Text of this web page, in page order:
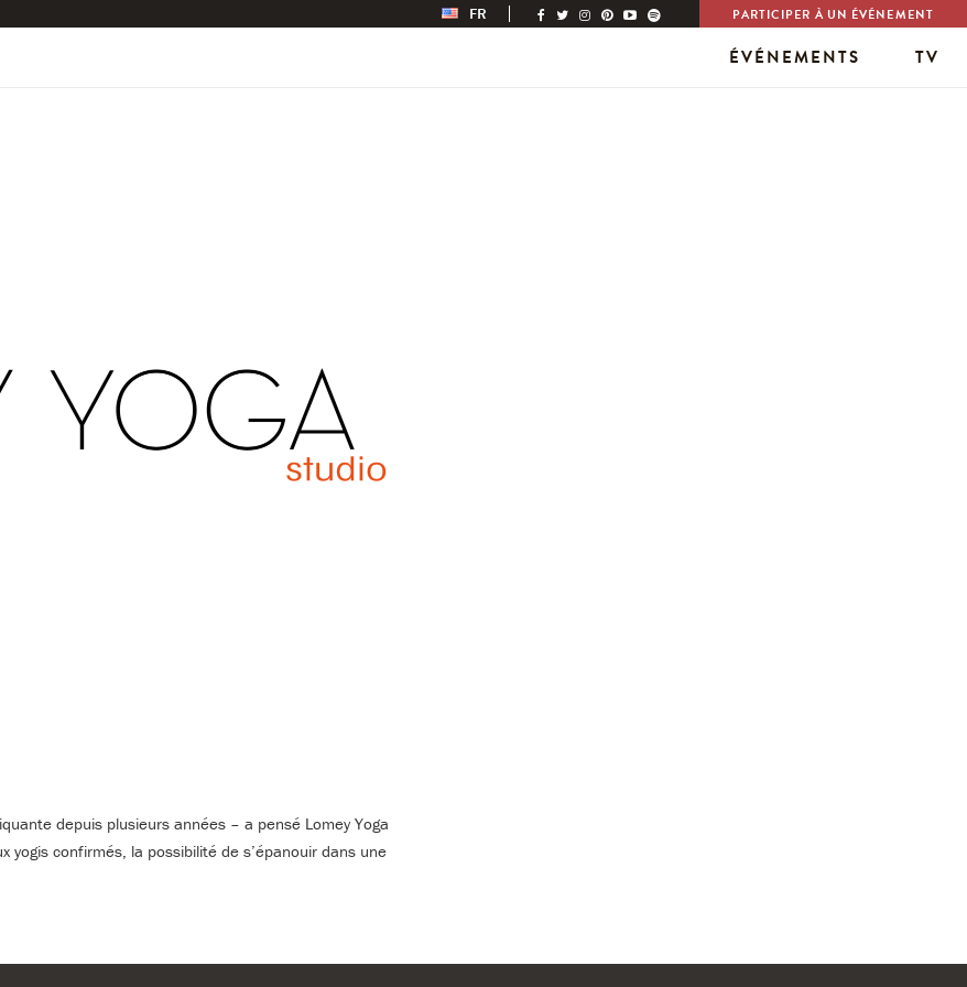
FR PARTICIPER À UN ÉVÉNEMENT
ÉVÉNEMENTS TV
depuis plusieurs années – a pensé Lomey Yoga
yogis confirmés, la possibilité de s’épanouir dans une